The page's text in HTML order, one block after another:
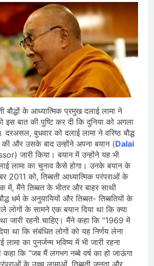
बौद्धों के आध्यात्मिक प्रमुख दलाई लामा ने
इस बात की पुष्टि कर दी कि दुनिया को अगला
दरअसल, बुधवार को दलाई लामा ने वरिष्ठ बौद्ध
और उसके बाद उन्होंने अपना बयान (Dalai
जारी किया। बयान में उन्होंने यह भी
लामा का चुनाव कैसे होगा। उनके बयान के
2011 को, तिब्बती आध्यात्मिक परंपराओं के
में, मैंने तिब्बत के भीतर और बाहर साथी
धर्म के अनुयायियों और तिब्बत- तिब्बतियों के
लोगों के सामने एक बयान दिया था कि क्या
जारी रहनी चाहिए। मैंने कहा कि “1969 में
था कि संबंधित लोगों को यह निर्णय लेना
लामा का पुनर्जन्म भविष्य में भी जारी रहना
कहा कि “जब मैं लगभग नब्बे वर्ष का हो जाऊंगा
परंपराओं के उच्च लामाओं, तिब्बती जनता और